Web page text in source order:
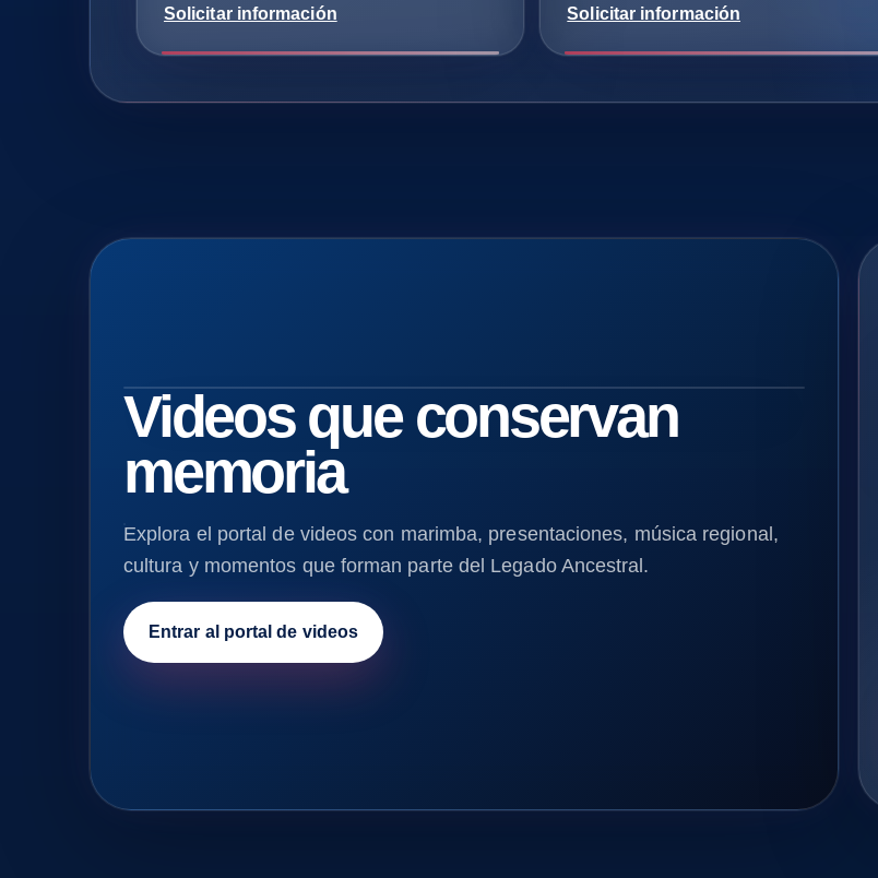
Solicitar información Solicitar información
▶
Videos que conservan
memoria
Explora el portal de videos con marimba, presentaciones, música regional,
cultura y momentos que forman parte del Legado Ancestral.
Entrar al portal de videos